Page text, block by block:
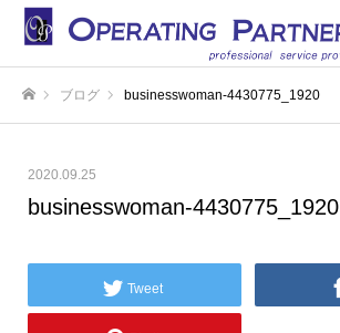
ブログ businesswoman-4430775_1920
2020.09.25
businesswoman-4430775_1920
Tweet